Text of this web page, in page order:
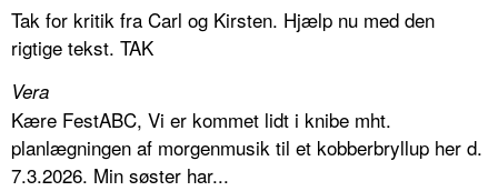
Tak for kritik fra Carl og Kirsten. Hjælp nu med den
rigtige tekst. TAK
Vera
Kære FestABC, Vi er kommet lidt i knibe mht.
planlægningen af morgenmusik til et kobberbryllup her d.
7.3.2026. Min søster har...